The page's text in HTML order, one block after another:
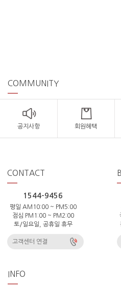
COMMUNITY
공지사항 회원혜택
CONTACT
1544-9456
평일 AM10:00 ~ PM5:00
점심 PM1:00 ~ PM2:00
토/일요일, 공휴일 휴무
고객센터 연결
INFO